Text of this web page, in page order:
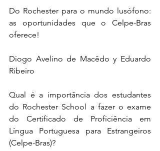
Do Rochester para o mundo lusófono:
as oportunidades que o Celpe-Bras
oferece!
Diogo Avelino de Macêdo y Eduardo
Ribeiro
Qual é a importância dos estudantes
do Rochester School a fazer o exame
do Certificado de Proficiência em
Língua Portuguesa para Estrangeiros
(Celpe-Bras)?